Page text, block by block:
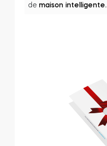
de maison intelligente.